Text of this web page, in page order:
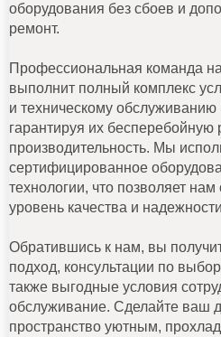
оборудования без сбоев и
ремонт.
Профессиональная команда
выполнит полный комплекс
и техническому обслуживанию
гарантируя их
производительность. Мы
сертифицированное
технологии, что позволяет
уровень качества и
Обратившись к нам, вы
подход, консультации по
также выгодные условия
обслуживание. Сделайте ваш
пространство уютным,